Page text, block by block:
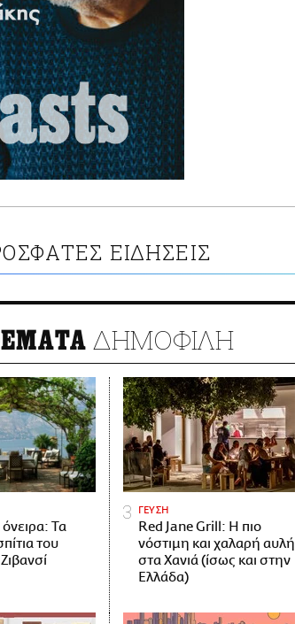
ΕΙΔΗΣΕΙΣ
ΔΗΜΟΦΙΛΗ
Τα
του
ΓΕΥΣΗ
Red Jane Grill: Η πιο
νόστιμη και χαλαρή αυλή
στα Χανιά (ίσως και στην
Ελλάδα)